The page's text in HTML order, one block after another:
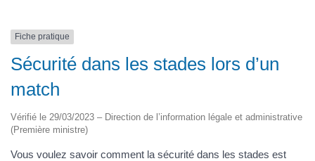
Fiche pratique
Sécurité dans les stades lors d’un
match
Vérifié le 29/03/2023 – Direction de l’information légale et administrative
(Première ministre)
Vous voulez savoir comment la sécurité dans les stades est